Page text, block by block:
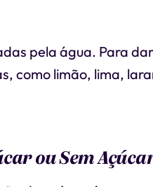
pela água. Para
como limão, lima,
ou Sem